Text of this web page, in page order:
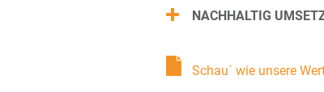
NACHHALTIG
Schau´ wie unsere